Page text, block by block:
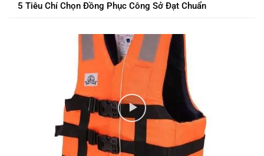
5 Tiêu Chí Chọn Đồng Phục Công Sở Đạt Chuẩn